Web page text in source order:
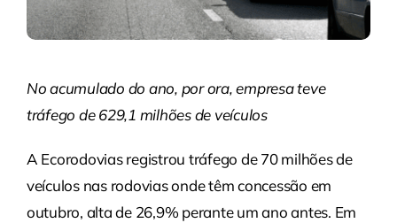
No acumulado do ano, por ora, empresa teve
tráfego de 629,1 milhões de veículos
A Ecorodovias registrou tráfego de 70 milhões de
veículos nas rodovias onde têm concessão em
outubro, alta de 26,9% perante um ano antes. Em